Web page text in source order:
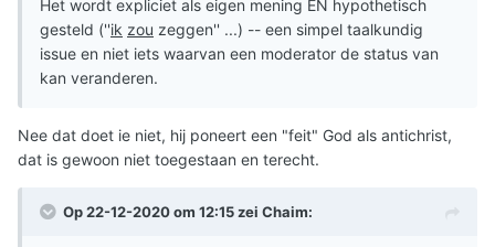
Het wordt expliciet als eigen mening EN hypothetisch
gesteld (''ik zou zeggen'' ...) -- een simpel taalkundig
issue en niet iets waarvan een moderator de status van
kan veranderen.
Nee dat doet ie niet, hij poneert een "feit" God als antichrist,
dat is gewoon niet toegestaan en terecht.
Op 22-12-2020 om 12:15 zei Chaim: